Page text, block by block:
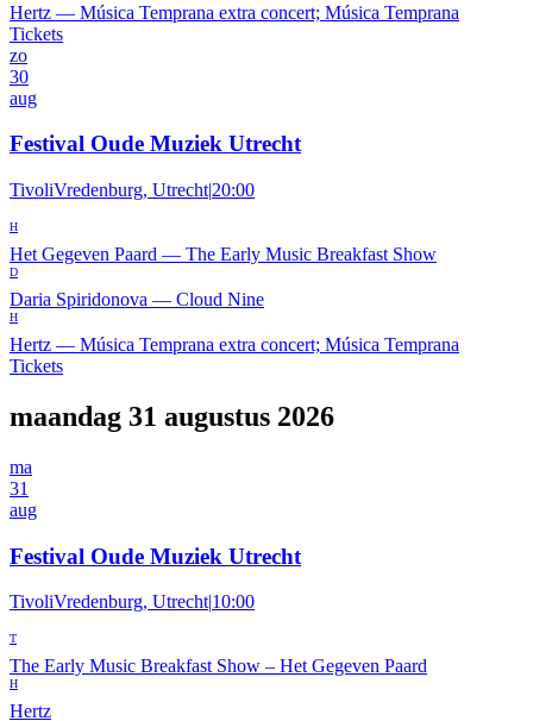
Hertz — Música Temprana extra concert; Música Temprana
Tickets
zo
30
aug
Festival Oude Muziek Utrecht
TivoliVredenburg, Utrecht|20:00
H
Het Gegeven Paard — The Early Music Breakfast Show
D
Daria Spiridonova — Cloud Nine
H
Hertz — Música Temprana extra concert; Música Temprana
Tickets
maandag 31 augustus 2026
ma
31
aug
Festival Oude Muziek Utrecht
TivoliVredenburg, Utrecht|10:00
T
The Early Music Breakfast Show – Het Gegeven Paard
H
Hertz